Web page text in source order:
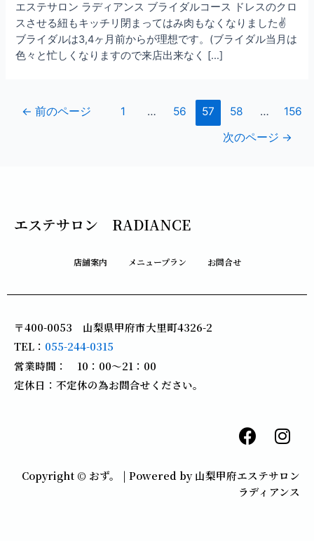
エステサロン ラディアンス ブライダルコース ドレスのクロ
スさせる紐もキッチリ閉まってはみ肉もなくなりました✌
ブライダルは3,4ヶ月前からが理想です。(ブライダル当月は
色々と忙しくなりますので来店出来なく […]
← 前のページ 1 … 56 57 58 …
156
次のページ →
エステサロン RADIANCE
店舗案内 メニュープラン お問合せ
〒400-0053 山梨県甲府市大里町4326-2
TEL： 055-244-0315
営業時間： 10：00～21：00
定休日：不定休の為お問合せください。
F
a
e
b
I
n
t
a
Copyright © おず。 | Powered by 山梨甲府エステサロン
ラディアンス